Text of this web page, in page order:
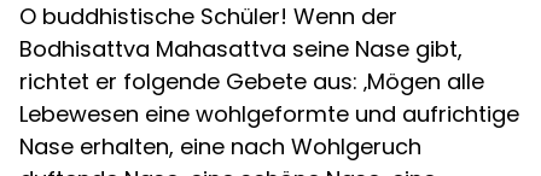
O buddhistische Schüler! Wenn der
Bodhisattva Mahasattva seine Nase gibt,
richtet er folgende Gebete aus: ‚Mögen alle
Lebewesen eine wohlgeformte und aufrichtige
Nase erhalten, eine nach Wohlgeruch